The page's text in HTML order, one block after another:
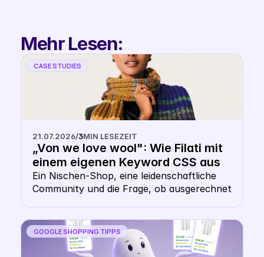
Mehr Lesen:
CASE STUDIES
21.07.2026/3MIN LESEZEIT
„Von we love wool": Wie Filati mit
einem eigenen Keyword CSS aus
dem Shopping- Karussell
heraussticht
Ein Nischen-Shop, eine leidenschaftliche
Community und die Frage, ob ausgerechnet
GOOGLE SHOPPING TIPPS